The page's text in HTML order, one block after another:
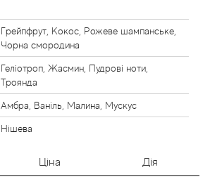
Грейпфрут, Кокос, Рожеве шампанське,
Чорна смородина
Геліотроп, Жасмин, Пудрові ноти,
Троянда
Амбра, Ваніль, Малина, Мускус
Нішева
Ціна Дія